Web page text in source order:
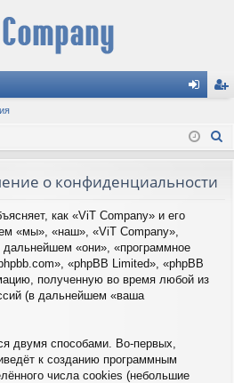
д ис
ац
о конфиденциальности
как «ViT Company» и его
«мы», «наш», «ViT Company»,
«они», «программное
«phpBB Limited», «phpBB
полученную во время любой из
(в дальнейшем «ваша
двумя способами. Во-первых,
к созданию программным
числа cookies (небольшие